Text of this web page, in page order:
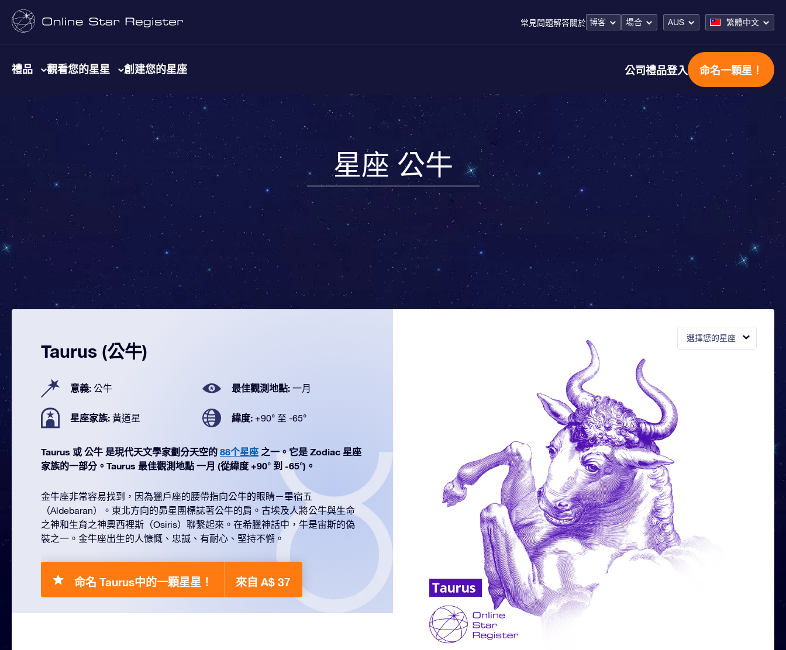
常見問題解答關於 博客 場合 AUS 繁體中文
禮品 觀看您的星星 創建您的星座 公司禮品登入 命名一顆星！
星座 公牛
選擇您的星座
Taurus (公牛)
意義: 公牛 最佳觀測地點: 一月
星座家族: 黃道星 緯度: +90° 至 -65°
Taurus 或 公牛 是現代天文學家劃分天空的 88个星座 之一。它是 Zodiac 星座
家族的一部分。Taurus 最佳觀測地點 一月 (從緯度 +90° 到 -65°)。
金牛座非常容易找到，因為獵戶座的腰帶指向公牛的眼睛－畢宿五
（Aldebaran）。東北方向的昴星團標誌著公牛的肩。古埃及人將公牛與生命
之神和生育之神奧西裡斯（Osiris）聯繫起來。在希臘神話中，牛是宙斯的偽
裝之一。金牛座出生的人慷慨、忠誠、有耐心、堅持不懈。
命名 Taurus中的一顆星星！ 來自 A$ 37